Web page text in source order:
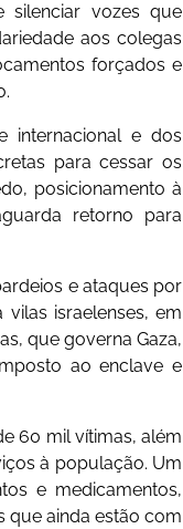
silenciar vozes que
aos colegas
forçados e
internacional e dos
para cessar os
posicionamento à
retorno para
e ataques por
israelenses, em
que governa Gaza,
ao enclave e
60 mil vítimas, além
à população. Um
e medicamentos,
que ainda estão com